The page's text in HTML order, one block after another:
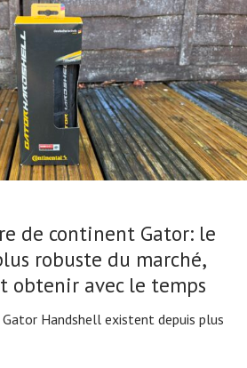
de continent Gator: le
robuste du marché,
obtenir avec le temps
Handshell existent depuis plus